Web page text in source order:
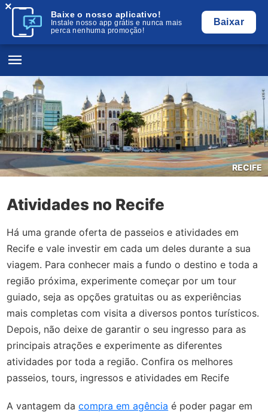
Baixe o nosso aplicativo!
Instale nosso app grátis e nunca mais
perca nenhuma promoção!
Baixar
×
RECIFE
Atividades no Recife
Há uma grande oferta de passeios e atividades em
Recife e vale investir em cada um deles durante a sua
viagem. Para conhecer mais a fundo o destino e toda a
região próxima, experimente começar por um tour
guiado, seja as opções gratuitas ou as experiências
mais completas com visita a diversos pontos turísticos.
Depois, não deixe de garantir o seu ingresso para as
principais atrações e experimente as diferentes
atividades por toda a região. Confira os melhores
passeios, tours, ingressos e atividades em Recife
A vantagem dacompra em agência é poder pagar em